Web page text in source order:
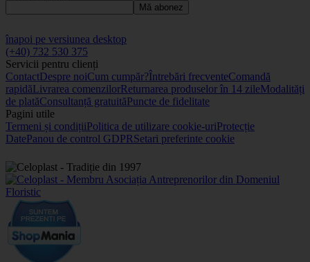
Mă abonez
înapoi pe versiunea desktop
(+40) 732 530 375
Servicii pentru clienți
ContactDespre noiCum cumpăr?Întrebări frecventeComandă
rapidăLivrarea comenzilorReturnarea produselor în 14 zileModalități
de platăConsultanță gratuităPuncte de fidelitate
Pagini utile
Termeni și condițiiPolitica de utilizare cookie-uriProtecție
DatePanou de control GDPRSetari preferinte cookie